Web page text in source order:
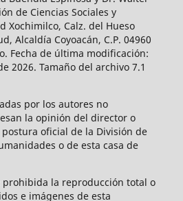
de Ciencias Sociales y
Xochimilco, Calz. del Hueso
Alcaldía Coyoacán, C.P. 04960
Fecha de última modificación:
2026. Tamaño del archivo 7.1
por los autores no
la opinión del director o
oficial de la División de
o de esta casa de
la reproducción total o
e imágenes de esta